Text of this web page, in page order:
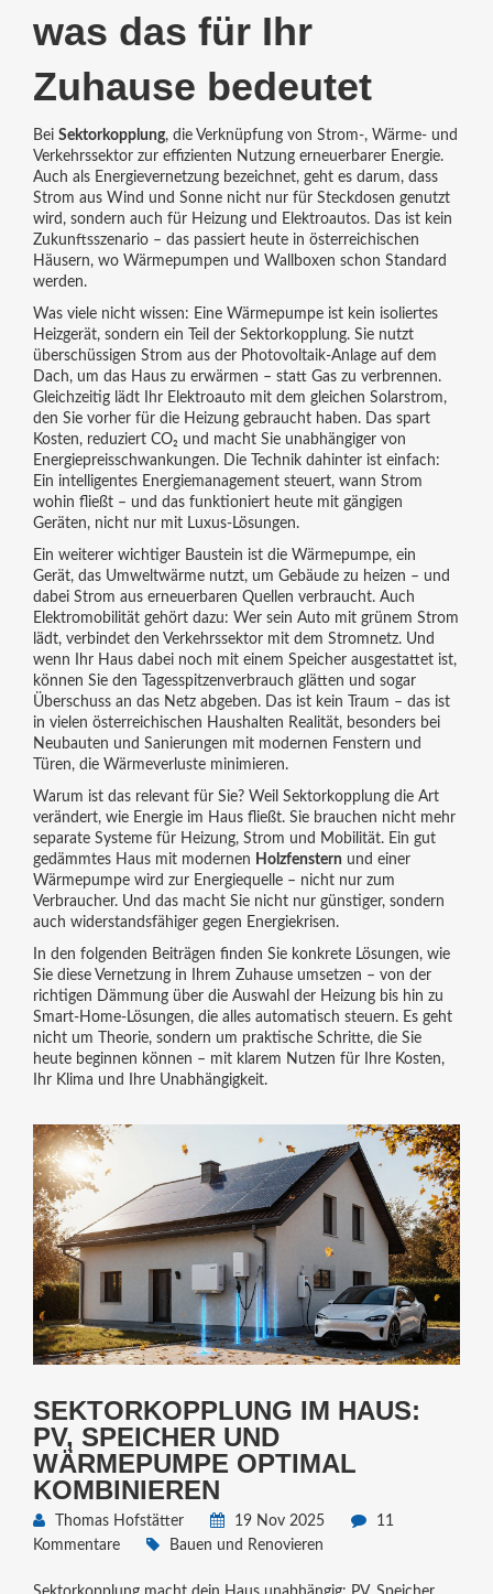
was das für Ihr
Zuhause bedeutet
Bei Sektorkopplung, die Verknüpfung von Strom-, Wärme- und
Verkehrssektor zur effizienten Nutzung erneuerbarer Energie.
Auch als Energievernetzungbezeichnet, geht es darum, dass
Strom aus Wind und Sonne nicht nur für Steckdosen genutzt
wird, sondern auch für Heizung und Elektroautos. Das ist kein
Zukunftsszenario – das passiert heute in österreichischen
Häusern, wo Wärmepumpen und Wallboxen schon Standard
werden.
Was viele nicht wissen: Eine Wärmepumpe ist kein isoliertes
Heizgerät, sondern ein Teil der Sektorkopplung. Sie nutzt
überschüssigen Strom aus der Photovoltaik-Anlage auf dem
Dach, um das Haus zu erwärmen – statt Gas zu verbrennen.
Gleichzeitig lädt Ihr Elektroauto mit dem gleichen Solarstrom,
den Sie vorher für die Heizung gebraucht haben. Das spart
Kosten, reduziert CO₂ und macht Sie unabhängiger von
Energiepreisschwankungen. Die Technik dahinter ist einfach:
Ein intelligentes Energiemanagement steuert, wann Strom
wohin fließt – und das funktioniert heute mit gängigen
Geräten, nicht nur mit Luxus-Lösungen.
Ein weiterer wichtiger Baustein ist die Wärmepumpe, ein
Gerät, das Umweltwärme nutzt, um Gebäude zu heizen – und
dabei Strom aus erneuerbaren Quellen verbraucht. Auch
Elektromobilitätgehört dazu: Wer sein Auto mit grünem Strom
lädt, verbindet den Verkehrssektor mit dem Stromnetz. Und
wenn Ihr Haus dabei noch mit einem Speicher ausgestattet ist,
können Sie den Tagesspitzenverbrauch glätten und sogar
Überschuss an das Netz abgeben. Das ist kein Traum – das ist
in vielen österreichischen Haushalten Realität, besonders bei
Neubauten und Sanierungen mit modernen Fenstern und
Türen, die Wärmeverluste minimieren.
Warum ist das relevant für Sie? Weil Sektorkopplung die Art
verändert, wie Energie im Haus fließt. Sie brauchen nicht mehr
separate Systeme für Heizung, Strom und Mobilität. Ein gut
gedämmtes Haus mit modernen Holzfenstern und einer
Wärmepumpe wird zur Energiequelle – nicht nur zum
Verbraucher. Und das macht Sie nicht nur günstiger, sondern
auch widerstandsfähiger gegen Energiekrisen.
In den folgenden Beiträgen finden Sie konkrete Lösungen, wie
Sie diese Vernetzung in Ihrem Zuhause umsetzen – von der
richtigen Dämmung über die Auswahl der Heizung bis hin zu
Smart-Home-Lösungen, die alles automatisch steuern. Es geht
nicht um Theorie, sondern um praktische Schritte, die Sie
heute beginnen können – mit klarem Nutzen für Ihre Kosten,
Ihr Klima und Ihre Unabhängigkeit.
SEKTORKOPPLUNG IM HAUS:
PV, SPEICHER UND
WÄRMEPUMPE OPTIMAL
KOMBINIEREN
Thomas Hofstätter 19 Nov 2025
11
Kommentare
Bauen und Renovieren